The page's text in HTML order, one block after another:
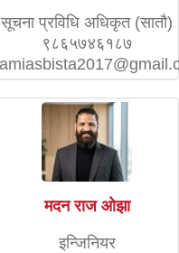
सूचना प्रविधि अधिकृत (सातौ)
९८६५७४६१८७
मदन राज ओझा
इन्जिनियर